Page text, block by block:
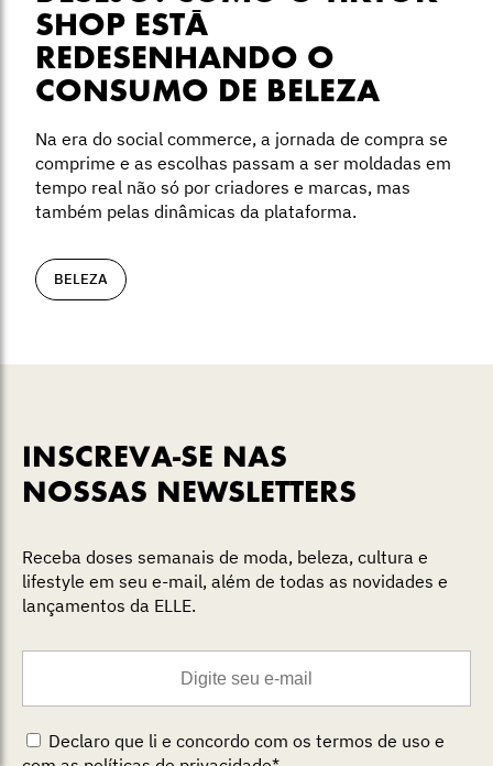
SHOP ESTÁ
REDESENHANDO O
CONSUMO DE BELEZA
Na era do social commerce, a jornada de compra se
comprime e as escolhas passam a ser moldadas em
tempo real não só por criadores e marcas, mas
também pelas dinâmicas da plataforma.
BELEZA
INSCREVA-SE NAS
NOSSAS NEWSLETTERS
Receba doses semanais de moda, beleza, cultura e
lifestyle em seu e-mail, além de todas as novidades e
lançamentos da ELLE.
Declaro que li e concordo com os termos de uso e